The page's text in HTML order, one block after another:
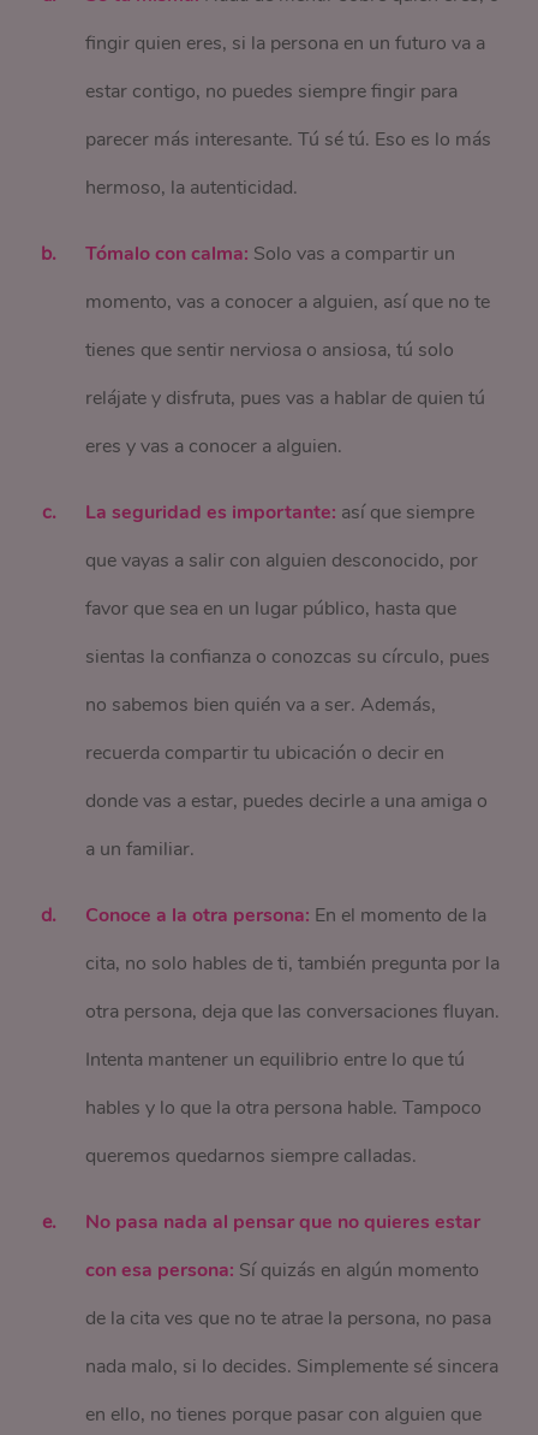
fingir quien eres, si la persona en un futuro va a
estar contigo, no puedes siempre fingir para
parecer más interesante. Tú sé tú. Eso es lo más
hermoso, la autenticidad.
Tómalo con calma: Solo vas a compartir un
momento, vas a conocer a alguien, así que no te
tienes que sentir nerviosa o ansiosa, tú solo
relájate y disfruta, pues vas a hablar de quien tú
eres y vas a conocer a alguien.
La seguridad es importante: así que siempre
que vayas a salir con alguien desconocido, por
favor que sea en un lugar público, hasta que
sientas la confianza o conozcas su círculo, pues
no sabemos bien quién va a ser. Además,
recuerda compartir tu ubicación o decir en
donde vas a estar, puedes decirle a una amiga o
a un familiar.
Conoce a la otra persona: En el momento de la
cita, no solo hables de ti, también pregunta por la
otra persona, deja que las conversaciones fluyan.
Intenta mantener un equilibrio entre lo que tú
hables y lo que la otra persona hable. Tampoco
queremos quedarnos siempre calladas.
No pasa nada al pensar que no quieres estar
con esa persona: Sí quizás en algún momento
de la cita ves que no te atrae la persona, no pasa
nada malo, si lo decides. Simplemente sé sincera
en ello, no tienes porque pasar con alguien que